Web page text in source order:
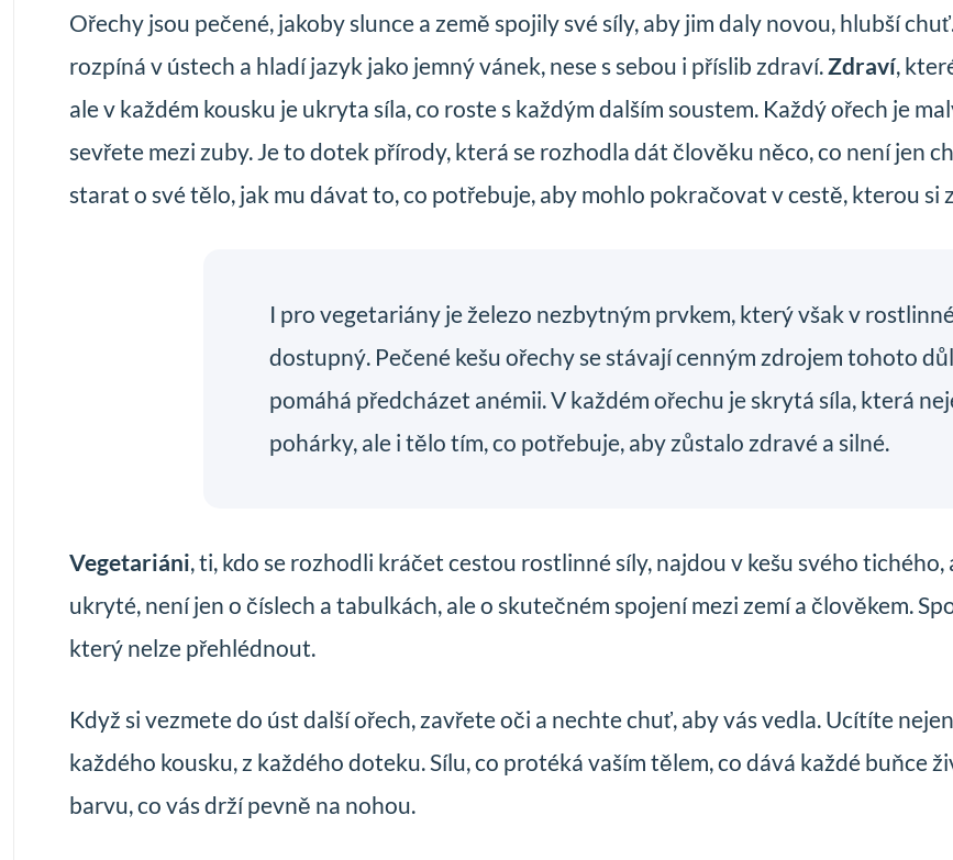
Ořechy jsou pečené, jakoby slunce a země spojily své síly, aby jim daly novou, hlubší
rozpíná v ústech a hladí jazyk jako jemný vánek, nese s sebou i příslib zdraví.Zdraví,
ale v každém kousku je ukryta síla, co roste s každým dalším soustem. Každý ořech je
sevřete mezi zuby. Je to dotek přírody, která se rozhodla dát člověku něco, co není jen
starat o své tělo, jak mu dávat to, co potřebuje, aby mohlo pokračovat v cestě, kterou si
I pro vegetariány je železo nezbytným prvkem, který však v
dostupný. Pečené kešu ořechy se stávají cenným zdrojem tohoto
pomáhá předcházet anémii. V každém ořechu je skrytá síla, která
pohárky, ale i tělo tím, co potřebuje, aby zůstalo zdravé a silné.
Vegetariáni, ti, kdo se rozhodli kráčet cestou rostlinné síly, najdou v kešu svého tichého,
ukryté, není jen o číslech a tabulkách, ale o skutečném spojení mezi zemí a člověkem.
který nelze přehlédnout.
Když si vezmete do úst další ořech, zavřete oči a nechte chuť, aby vás vedla. Ucítíte
každého kousku, z každého doteku. Sílu, co protéká vaším tělem, co dává každé buňce
barvu, co vás drží pevně na nohou.